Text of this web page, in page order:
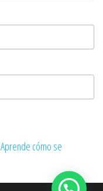
Aprende cómo se